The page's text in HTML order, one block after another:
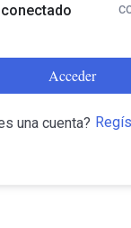
Acceder
una cuenta?